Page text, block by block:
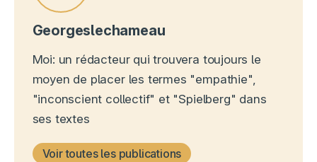
Georgeslechameau
Moi: un rédacteur qui trouvera toujours le
moyen de placer les termes "empathie",
"inconscient collectif" et "Spielberg" dans
ses textes
Voir toutes les publications